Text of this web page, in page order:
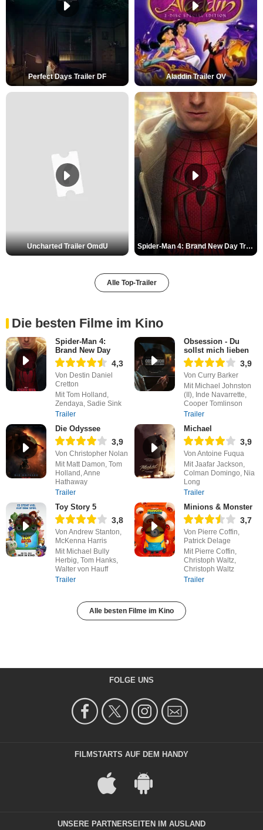
Perfect Days Trailer DF Aladdin Trailer OV
Uncharted Trailer OmdU Spider-Man 4: Brand New Day Trailer (3) DF
Alle Top-Trailer
Die besten Filme im Kino
Spider-Man 4:
Brand New Day
4,3
Von Destin Daniel
Cretton
Mit Tom Holland,
Zendaya, Sadie Sink
Trailer
Obsession - Du
sollst mich lieben
3,9
Von Curry Barker
Mit Michael Johnston
(II), Inde Navarrette,
Cooper Tomlinson
Trailer
Die Odyssee
3,9
Von Christopher Nolan
Mit Matt Damon, Tom
Holland, Anne
Hathaway
Trailer
Michael
3,9
Von Antoine Fuqua
Mit Jaafar Jackson,
Colman Domingo, Nia
Long
Trailer
Toy Story 5
3,8
Von Andrew Stanton,
McKenna Harris
Mit Michael Bully
Herbig, Tom Hanks,
Walter von Hauff
Trailer
Minions & Monster
3,7
Von Pierre Coffin,
Patrick Delage
Mit Pierre Coffin,
Christoph Waltz,
Christoph Waltz
Trailer
Alle besten Filme im Kino
FOLGE UNS
FILMSTARTS AUF DEM HANDY
UNSERE PARTNERSEITEN IM AUSLAND